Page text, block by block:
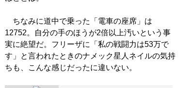
ちなみに道中で乗った「電車の座席」は
12752。自分の手のほうが2倍以上汚いという事
実に絶望だ。フリーザに「私の戦闘力は53万で
す」と言われたときのナメック星人ネイルの気持
ちも、こんな感じだったに違いない。